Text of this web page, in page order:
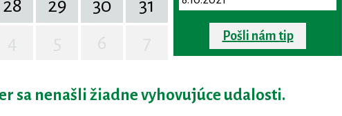
28 29 30
31
Pošli nám tip
sa nenašli žiadne vyhovujúce udalosti.